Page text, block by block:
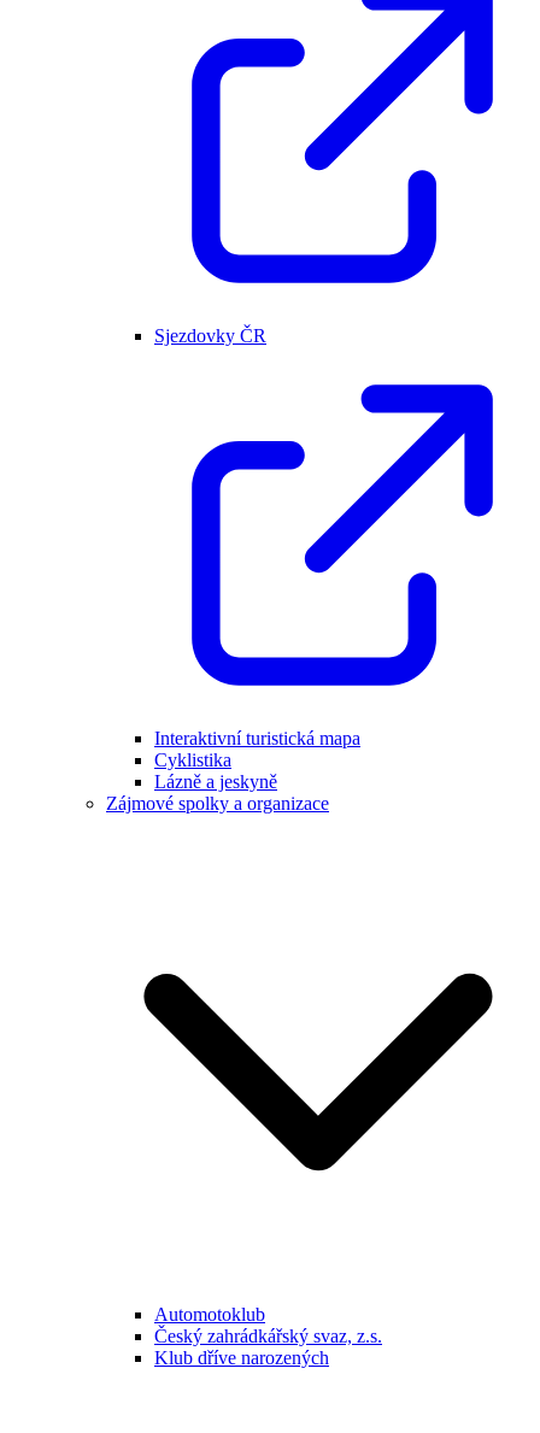
Sjezdovky ČR
Interaktivní turistická mapa
Cyklistika
Lázně a jeskyně
Zájmové spolky a organizace
Automotoklub
Český zahrádkářský svaz, z.s.
Klub dříve narozených